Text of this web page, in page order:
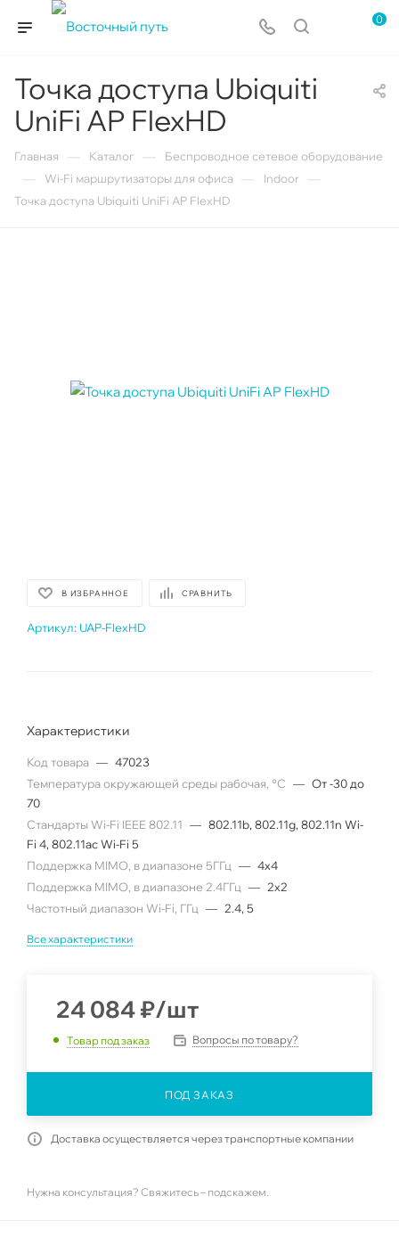
0
Toчка доступа Ubiquiti
UniFi AP FlexHD
Главная Каталог Беспроводное сетевое оборудование
Wi-Fi маршрутизаторы для офиса Indoor
Toчка доступа Ubiquiti UniFi AP FlexHD
В ИЗБРАННОЕ СРАВНИТЬ
Артикул: UAP-FlexHD
Характеристики
Код товара — 47023
Температура окружающей среды рабочая, °C — От -30 до
70
Стандарты Wi-Fi IEEE 802.11 — 802.11b, 802.11g, 802.11n Wi-
Fi 4, 802.11ac Wi-Fi 5
Поддержка MIMO, в диапазоне 5ГГц — 4x4
Поддержка MIMO, в диапазоне 2.4ГГц — 2x2
Частотный диапазон Wi-Fi, ГГц — 2.4, 5
Все характеристики
24 084₽/шт
Товар под заказ Вопросы по товару?
ПОД ЗАКАЗ
Доставка осуществляется через транспортные компании
Нужна консультация? Свяжитесь – подскажем.